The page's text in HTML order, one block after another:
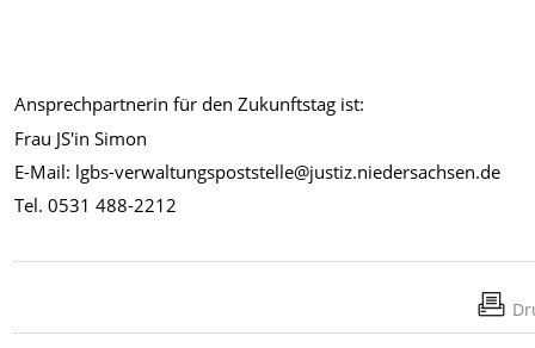
Ansprechpartnerin für den Zukunftstag ist:
Frau JS'in Simon
E-Mail: lgbs-verwaltungspoststelle@justiz.niedersachsen.de
Tel. 0531 488-2212